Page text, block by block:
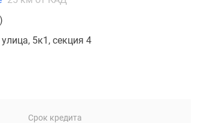
5к1, секция 4
Срок кредита